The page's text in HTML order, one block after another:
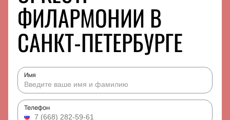
ФИЛАРМОНИИ В
САНКТ-ПЕТЕРБУРГЕ
Имя
Телефон